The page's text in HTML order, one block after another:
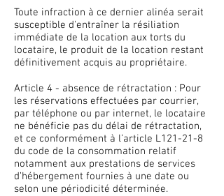
Toute infraction à ce dernier alinéa serait
susceptible d'entraîner la résiliation
immédiate de la location aux torts du
locataire, le produit de la location restant
définitivement acquis au propriétaire.
Article 4 - absence de rétractation : Pour
les réservations effectuées par courrier,
par téléphone ou par internet, le locataire
ne bénéficie pas du délai de rétractation,
et ce conformément à l’article L121-21-8
du code de la consommation relatif
notamment aux prestations de services
d’hébergement fournies à une date ou
selon une périodicité déterminée.